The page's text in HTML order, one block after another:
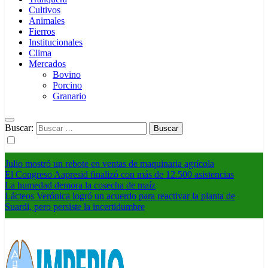
Cultivos
Animales
Fierros
Institucionales
Clima
Mercados
Bovino
Porcino
Granario
Buscar:
Julio mostró un rebote en ventas de maquinaria agrícola
El Congreso Aapresid finalizó con más de 12.500 asistencias
La humedad demora la cosecha de maíz
Lácteos Verónica logró un acuerdo para reactivar la planta de
Suardi, pero persiste la incertidumbre